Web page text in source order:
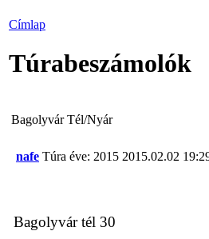
Címlap
Túrabeszámolók
Bagolyvár Tél/Nyár
nafe Túra éve: 2015 2015.02.02
Bagolyvár tél 30